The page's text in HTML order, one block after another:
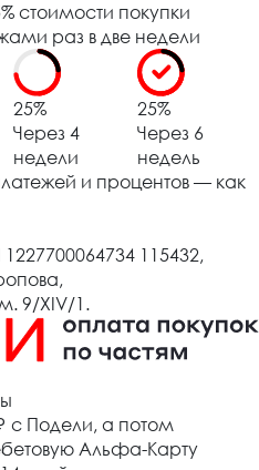
стоимости покупки
раз в две недели
25%
Через 4
недели
25%
Через 6
недель
и процентов — как
115432,
9/XIV/1.
с Подели, а потом
Альфа-Карту